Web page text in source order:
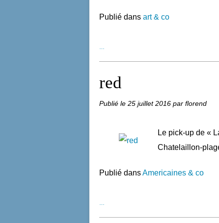
Publié dans art & co
red
Publié le 25 juillet 2016 par florend
Le pick-up de «
Chatelaillon-
Publié dansAmericaines & co